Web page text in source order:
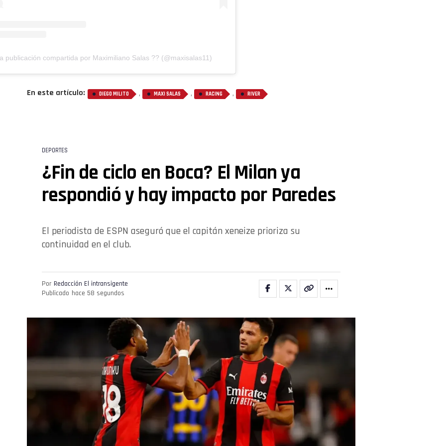
publicación compartida por Maximiliano Salas ?? (@maxisalas11)
En este artículo: DIEGO MILITO , MAXI SALAS , RACING , RIVER
DEPORTES
¿Fin de ciclo en Boca? El Milan ya
respondió y hay impacto por Paredes
El periodista de ESPN aseguró que el capitán xeneize prioriza su
continuidad en el club.
Por Redacción El intransigente
Publicado hace 58 segundos